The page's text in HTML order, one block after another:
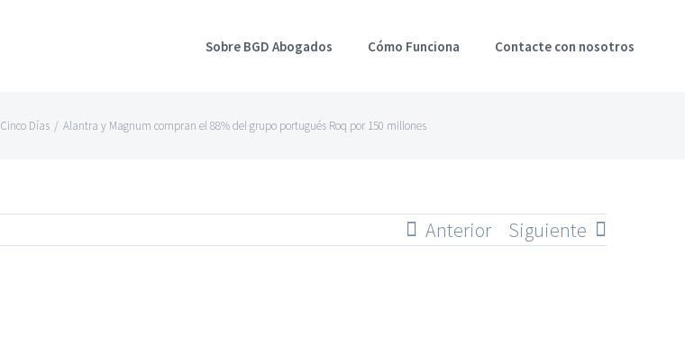
Sobre BGD Abogados Cómo Funciona Contacte con nosotros
Cinco Días / Alantra y Magnum compran el 88% del grupo portugués Roq por 150 millones
Anterior Siguiente